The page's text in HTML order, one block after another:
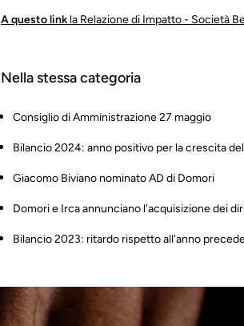
A questo link la Relazione di Impatto - Società
Nella stessa categoria
Consiglio di Amministrazione 27 maggio
Bilancio 2024: anno positivo per la crescita
Giacomo Biviano nominato AD di Domori
Domori e Irca annunciano l'acquisizione dei
Bilancio 2023: ritardo rispetto all'anno